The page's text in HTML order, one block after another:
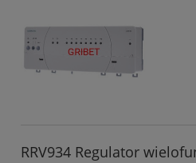
RRV934 Regulator